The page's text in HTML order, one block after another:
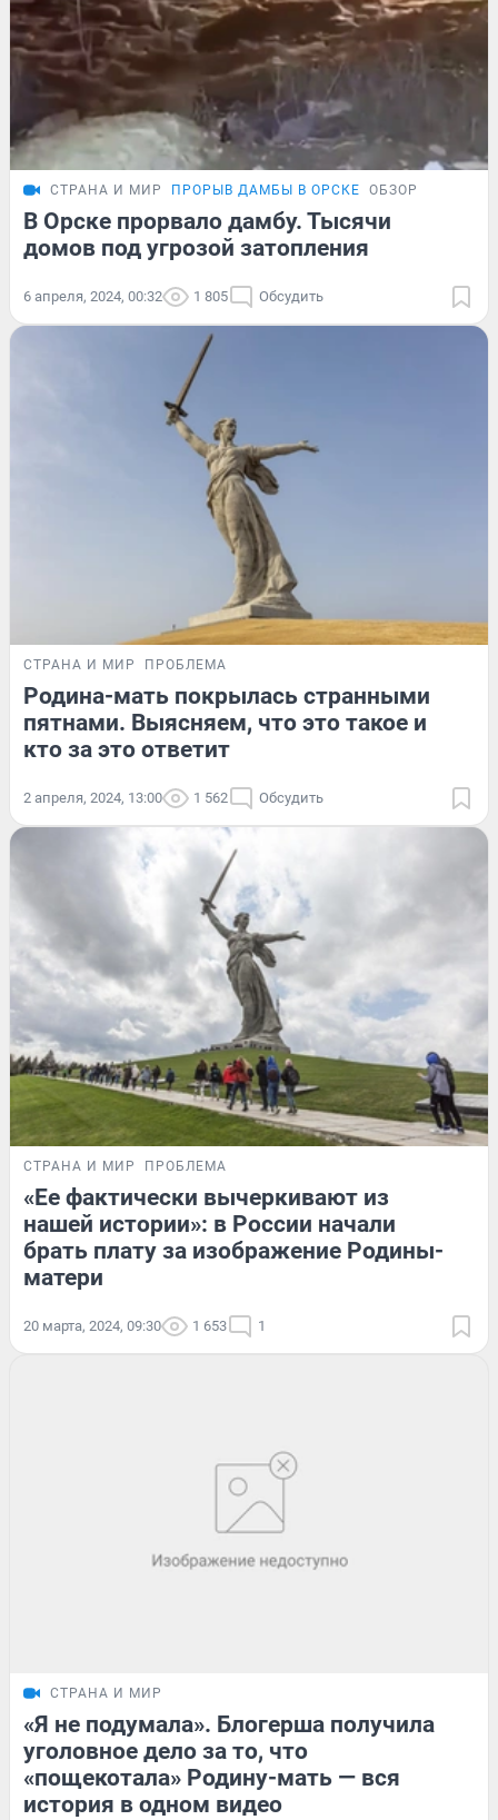
СТРАНА И МИР ПРОРЫВ ДАМБЫ В ОРСКЕ ОБЗОР
В Орске прорвало дамбу. Тысячи
домов под угрозой затопления
6 апреля, 2024, 00:32 1 805 Обсудить
СТРАНА И МИР ПРОБЛЕМА
Родина-мать покрылась странными
пятнами. Выясняем, что это такое и
кто за это ответит
2 апреля, 2024, 13:00 1 562 Обсудить
СТРАНА И МИР ПРОБЛЕМА
«Ее фактически вычеркивают из
нашей истории»: в России начали
брать плату за изображение Родины-
матери
20 марта, 2024, 09:30 1 653 1
СТРАНА И МИР
«Я не подумала». Блогерша получила
уголовное дело за то, что
«пощекотала» Родину-мать — вся
история в одном видео